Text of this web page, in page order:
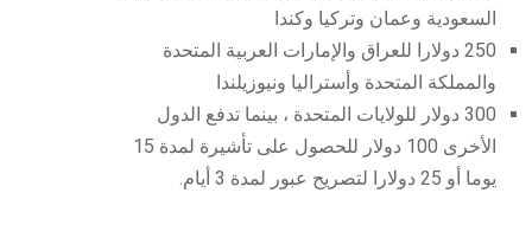
السعودية وعمان وتركيا وكندا
250 دولارا للعراق والإمارات العربية المتحدة
والمملكة المتحدة وأستراليا ونيوزيلندا
300 دولار للولايات المتحدة ، بينما تدفع الدول
الأخرى 100 دولار للحصول على تأشيرة لمدة 15
يوما أو 25 دولارا لتصريح عبور لمدة 3 أيام.